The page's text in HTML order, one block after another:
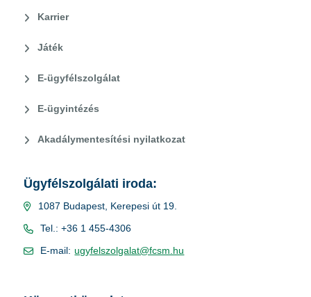
Karrier
Játék
E-ügyfélszolgálat
E-ügyintézés
Akadálymentesítési nyilatkozat
Ügyfélszolgálati iroda:
1087 Budapest, Kerepesi út 19.
Tel.: +36 1 455-4306
E-mail: ugyfelszolgalat@fcsm.hu